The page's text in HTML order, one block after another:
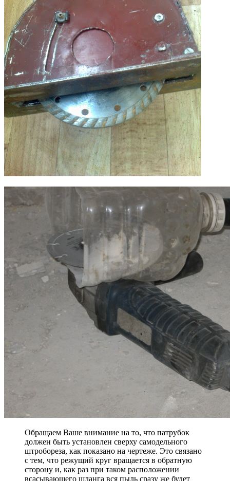
Обращаем Ваше внимание на то, что патрубок
должен быть установлен сверху самодельного
штробореза, как показано на чертеже. Это связано
с тем, что режущий круг вращается в обратную
сторону и, как раз при таком расположении
всасывающего шланга вся пыль сразу же будет